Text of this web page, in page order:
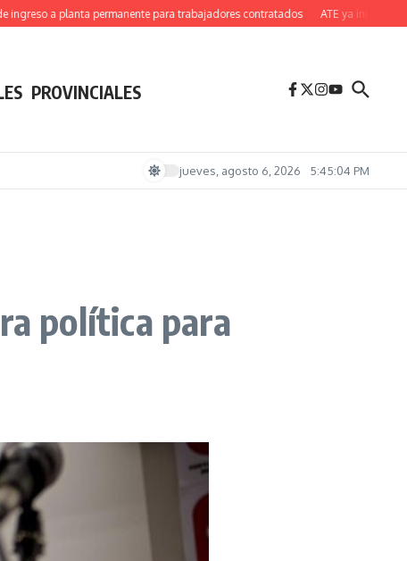
a planta permanente para trabajadores contratados ATE ya inició un
PROVINCIALES
jueves, agosto 6, 2026 5:45:05 PM
política para